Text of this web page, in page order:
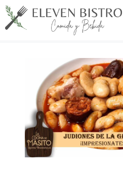
Saltar
al
contenido